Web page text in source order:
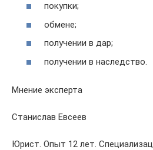
покупки;
обмене;
получении в дар;
получении в наследство.
Мнение эксперта
Станислав Евсеев
Юрист. Опыт 12 лет.